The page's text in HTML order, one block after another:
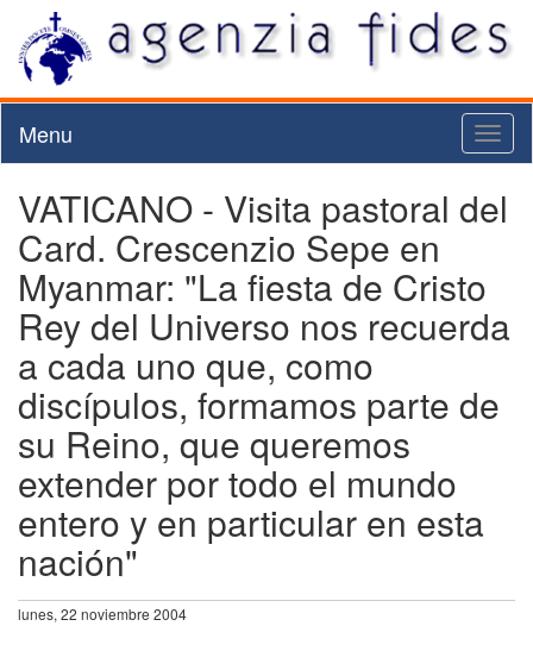
Menu
VATICANO - Visita pastoral del
Card. Crescenzio Sepe en
Myanmar: "La fiesta de Cristo
Rey del Universo nos recuerda
a cada uno que, como
discípulos, formamos parte de
su Reino, que queremos
extender por todo el mundo
entero y en particular en esta
nación"
lunes, 22 noviembre 2004